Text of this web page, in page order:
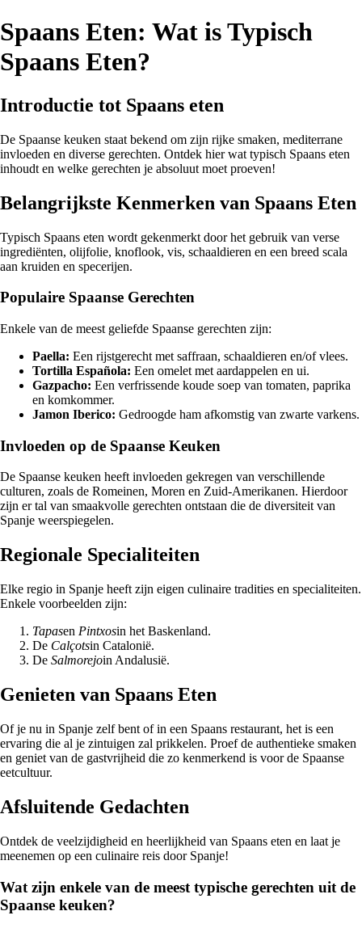
Spaans Eten: Wat is Typisch
Spaans Eten?
Introductie tot Spaans eten
De Spaanse keuken staat bekend om zijn rijke smaken, mediterrane
invloeden en diverse gerechten. Ontdek hier wat typisch Spaans eten
inhoudt en welke gerechten je absoluut moet proeven!
Belangrijkste Kenmerken van Spaans Eten
Typisch Spaans eten wordt gekenmerkt door het gebruik van verse
ingrediënten, olijfolie, knoflook, vis, schaaldieren en een breed scala
aan kruiden en specerijen.
Populaire Spaanse Gerechten
Enkele van de meest geliefde Spaanse gerechten zijn:
Paella: Een rijstgerecht met saffraan, schaaldieren en/of vlees.
Tortilla Española: Een omelet met aardappelen en ui.
Gazpacho: Een verfrissende koude soep van tomaten, paprika
en komkommer.
Jamon Iberico: Gedroogde ham afkomstig van zwarte varkens.
Invloeden op de Spaanse Keuken
De Spaanse keuken heeft invloeden gekregen van verschillende
culturen, zoals de Romeinen, Moren en Zuid-Amerikanen. Hierdoor
zijn er tal van smaakvolle gerechten ontstaan die de diversiteit van
Spanje weerspiegelen.
Regionale Specialiteiten
Elke regio in Spanje heeft zijn eigen culinaire tradities en specialiteiten.
Enkele voorbeelden zijn:
Tapasen Pintxosin het Baskenland.
De Calçotsin Catalonië.
De Salmorejoin Andalusië.
Genieten van Spaans Eten
Of je nu in Spanje zelf bent of in een Spaans restaurant, het is een
ervaring die al je zintuigen zal prikkelen. Proef de authentieke smaken
en geniet van de gastvrijheid die zo kenmerkend is voor de Spaanse
eetcultuur.
Afsluitende Gedachten
Ontdek de veelzijdigheid en heerlijkheid van Spaans eten en laat je
meenemen op een culinaire reis door Spanje!
Wat zijn enkele van de meest typische gerechten uit de
Spaanse keuken?